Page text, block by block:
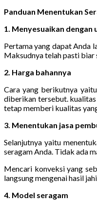
Panduan Menentukan
1. Menyesuaikan dengan
Pertama yang dapat Anda
Maksudnya telah pasti biar
2. Harga bahannya
Cara yang berikutnya
diberikan tersebut. kualitas
tetap memberi kualitas
3. Menentukan jasa
Selanjutnya yaitu
seragam Anda. Tidak ada
Mencari konveksi yang
langsung mengenai hasil
4. Model seragam